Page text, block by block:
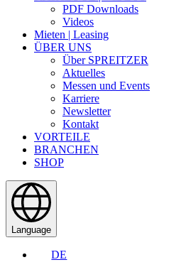
PDF Downloads
Videos
Mieten | Leasing
ÜBER UNS
Über SPREITZER
Aktuelles
Messen und Events
Karriere
Newsletter
Kontakt
VORTEILE
BRANCHEN
SHOP
Language
DE